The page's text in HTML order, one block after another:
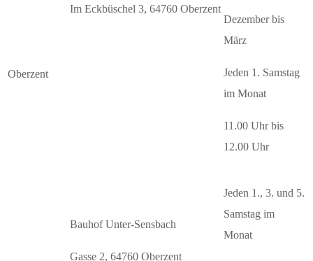
Oberzent
Im Eckbüschel 3, 64760 Oberzent
Dezember bis
März
Jeden 1. Samstag
im Monat
11.00 Uhr bis
12.00 Uhr
Bauhof Unter-Sensbach
Gasse 2, 64760 Oberzent
Jeden 1., 3. und 5.
Samstag im
Monat